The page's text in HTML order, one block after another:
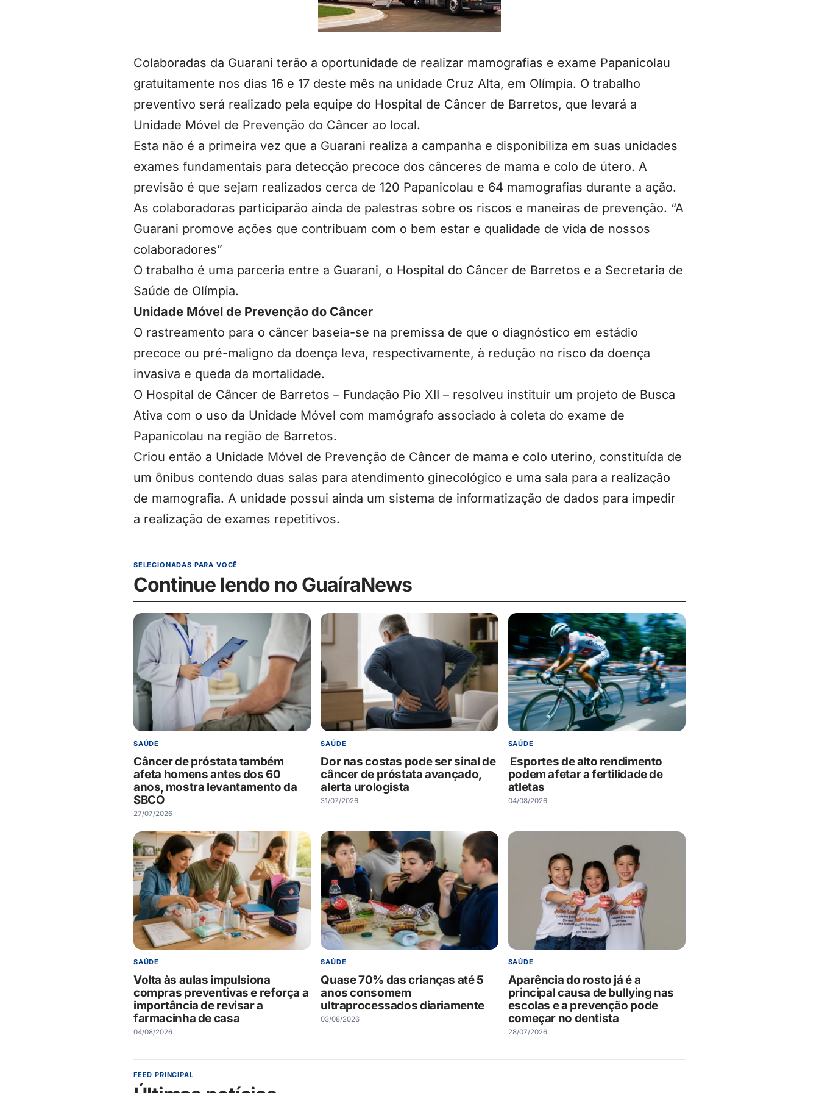
Colaboradas da Guarani terão a oportunidade de realizar mamografias e exame Papanicolau
gratuitamente nos dias 16 e 17 deste mês na unidade Cruz Alta, em Olímpia. O trabalho
preventivo será realizado pela equipe do Hospital de Câncer de Barretos, que levará a
Unidade Móvel de Prevenção do Câncer ao local.
Esta não é a primeira vez que a Guarani realiza a campanha e disponibiliza em suas unidades
exames fundamentais para detecção precoce dos cânceres de mama e colo de útero. A
previsão é que sejam realizados cerca de 120 Papanicolau e 64 mamografias durante a ação.
As colaboradoras participarão ainda de palestras sobre os riscos e maneiras de prevenção. “A
Guarani promove ações que contribuam com o bem estar e qualidade de vida de nossos
colaboradores”
O trabalho é uma parceria entre a Guarani, o Hospital do Câncer de Barretos e a Secretaria de
Saúde de Olímpia.
Unidade Móvel de Prevenção do Câncer
O rastreamento para o câncer baseia-se na premissa de que o diagnóstico em estádio
precoce ou pré-maligno da doença leva, respectivamente, à redução no risco da doença
invasiva e queda da mortalidade.
O Hospital de Câncer de Barretos – Fundação Pio XII – resolveu instituir um projeto de Busca
Ativa com o uso da Unidade Móvel com mamógrafo associado à coleta do exame de
Papanicolau na região de Barretos.
Criou então a Unidade Móvel de Prevenção de Câncer de mama e colo uterino, constituída de
um ônibus contendo duas salas para atendimento ginecológico e uma sala para a realização
de mamografia. A unidade possui ainda um sistema de informatização de dados para impedir
a realização de exames repetitivos.
SELECIONADAS PARA VOCÊ
Continue lendo no GuaíraNews
SAÚDE
Câncer de próstata também
afeta homens antes dos 60
anos, mostra levantamento da
SBCO
27/07/2026
SAÚDE
Dor nas costas pode ser sinal de
câncer de próstata avançado,
alerta urologista
31/07/2026
SAÚDE
Esportes de alto rendimento
podem afetar a fertilidade de
atletas
04/08/2026
SAÚDE
Volta às aulas impulsiona
compras preventivas e reforça a
importância de revisar a
farmacinha de casa
04/08/2026
SAÚDE
Quase 70% das crianças até 5
anos consomem
ultraprocessados diariamente
03/08/2026
SAÚDE
Aparência do rosto já é a
principal causa de bullying nas
escolas e a prevenção pode
começar no dentista
28/07/2026
FEED PRINCIPAL